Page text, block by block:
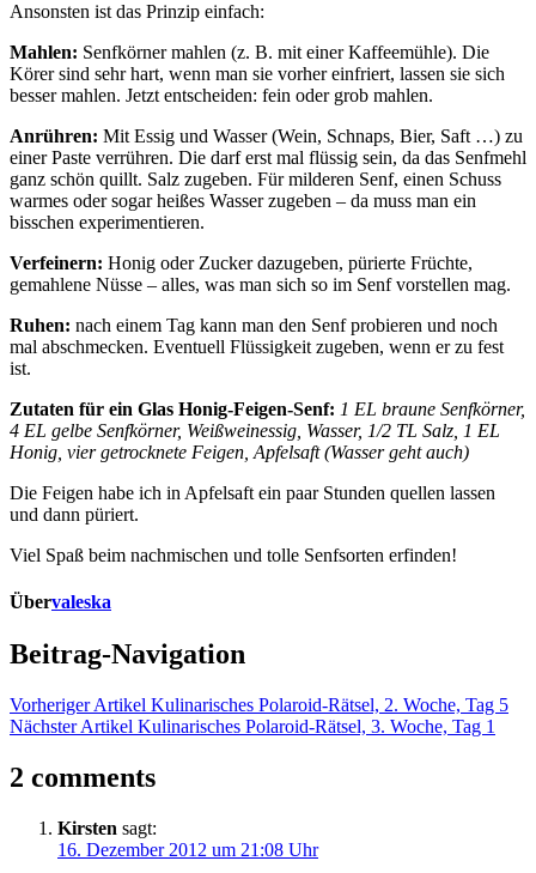
Ansonsten ist das Prinzip einfach:
Mahlen: Senfkörner mahlen (z. B. mit einer Kaffeemühle). Die
Körer sind sehr hart, wenn man sie vorher einfriert, lassen sie sich
besser mahlen. Jetzt entscheiden: fein oder grob mahlen.
Anrühren: Mit Essig und Wasser (Wein, Schnaps, Bier, Saft …) zu
einer Paste verrühren. Die darf erst mal flüssig sein, da das Senfmehl
ganz schön quillt. Salz zugeben. Für milderen Senf, einen Schuss
warmes oder sogar heißes Wasser zugeben – da muss man ein
bisschen experimentieren.
Verfeinern: Honig oder Zucker dazugeben, pürierte Früchte,
gemahlene Nüsse – alles, was man sich so im Senf vorstellen mag.
Ruhen: nach einem Tag kann man den Senf probieren und noch
mal abschmecken. Eventuell Flüssigkeit zugeben, wenn er zu fest
ist.
Zutaten für ein Glas Honig-Feigen-Senf: 1 EL braune Senfkörner,
4 EL gelbe Senfkörner, Weißweinessig, Wasser, 1/2 TL Salz, 1 EL
Honig, vier getrocknete Feigen, Apfelsaft (Wasser geht auch)
Die Feigen habe ich in Apfelsaft ein paar Stunden quellen lassen
und dann püriert.
Viel Spaß beim nachmischen und tolle Senfsorten erfinden!
Übervaleska
Beitrag-Navigation
Vorheriger Artikel Kulinarisches Polaroid-Rätsel, 2. Woche, Tag 5
Nächster Artikel Kulinarisches Polaroid-Rätsel, 3. Woche, Tag 1
2 comments
Kirsten sagt:
16. Dezember 2012 um 21:08 Uhr